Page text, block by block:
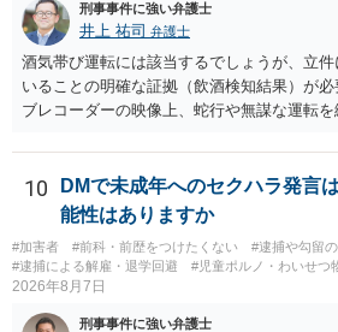
刑事事件に強い弁護士
井上 祐司 弁護士
酒気帯び運転には該当するでしょうが、立
いることの明確な証拠（飲酒検知結果）が
ブレコーダーの映像上、蛇行や無謀な運転
10
DMで未成年へのセクハラ発言
能性はありますか
#加害者 #前科・前歴をつけたくない
#逮捕や勾留
#逮捕による解雇・退学回避
#児童ポルノ・わいせつ
2026年8月7日
刑事事件に強い弁護士